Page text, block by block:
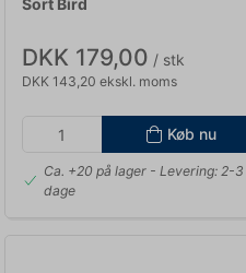
DKK 179,00 / stk
DKK 143,20 ekskl. moms
Køb nu
Ca. +20 på lager- Levering: 2-3
dage